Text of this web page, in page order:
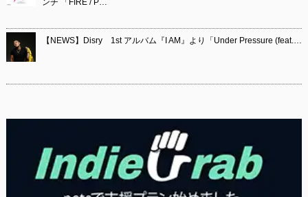
【NEWS】Disry 1st アルバム『I AM』より「Under Pressure (feat.…